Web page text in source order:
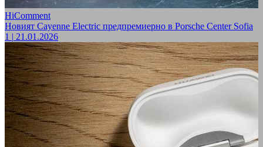
HiComment
Новият Cayenne Electric предпремиерно в Porsche Center Sofia
1 | 21.01.2026